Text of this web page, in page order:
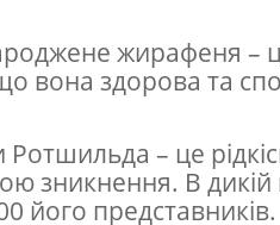
жирафеня –
вона здорова та
– це
зникнення. В дикій
його представників.